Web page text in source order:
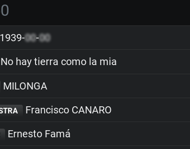
1939-00-00
No hay tierra como la mia
MILONGA
Francisco CANARO
Ernesto Famá